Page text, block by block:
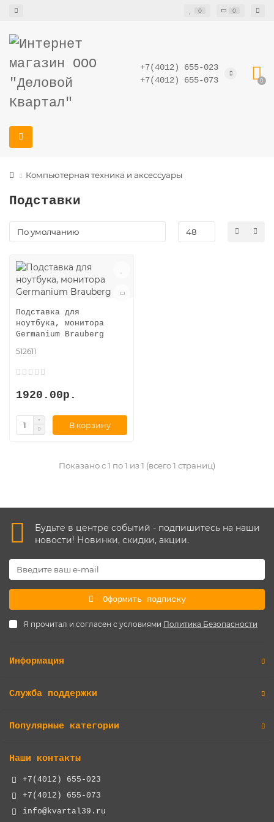
0 0
+7(4012) 655-023
+7(4012) 655-073
0
Компьютерная техника и аксессуары
Подставки
Подставка для
ноутбука, монитора
Germanium Brauberg
512611
1920.00р.
В корзину
Показано с 1 по 1 из 1 (всего 1 страниц)
Будьте в центре событий - подпишитесь на наши
новости! Новинки, скидки, акции.
Оформить подписку
Я прочитал и согласен с условиями Политика Безопасности
Информация
Служба поддержки
Популярные категории
Наши контакты
+7(4012) 655-023
+7(4012) 655-073
info@kvartal39.ru